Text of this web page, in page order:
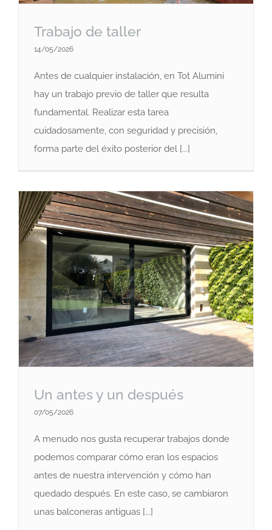
Trabajo de taller
Trabajo de taller
14/05/2026
Antes de cualquier instalación, en Tot Alumini
hay un trabajo previo de taller que resulta
fundamental. Realizar esta tarea
cuidadosamente, con seguridad y precisión,
forma parte del éxito posterior del [...]
Un antes y un después
Un antes y un después
07/05/2026
A menudo nos gusta recuperar trabajos donde
podemos comparar cómo eran los espacios
antes de nuestra intervención y cómo han
quedado después. En este caso, se cambiaron
unas balconeras antiguas [...]